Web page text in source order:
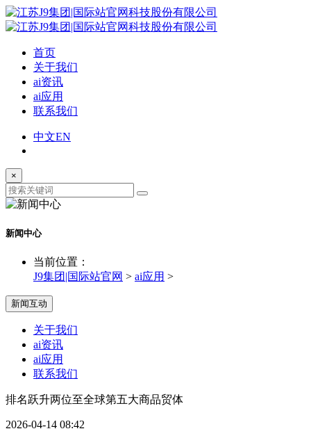
首页
关于我们
ai资讯
ai应用
联系我们
中文EN
×
新闻中心
当前位置：
J9集团|国际站官网 > ai应用 >
新闻互动
关于我们
ai资讯
ai应用
联系我们
排名跃升两位至全球第五大商品贸体
2026-04-14 08:42